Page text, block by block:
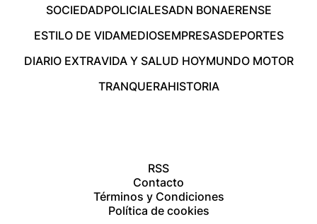
SOCIEDADPOLICIALESADN BONAERENSE
ESTILO DE VIDAMEDIOSEMPRESASDEPORTES
DIARIO EXTRAVIDA Y SALUD HOYMUNDO MOTOR
TRANQUERAHISTORIA
RSS
Contacto
Términos y Condiciones
Política de cookies